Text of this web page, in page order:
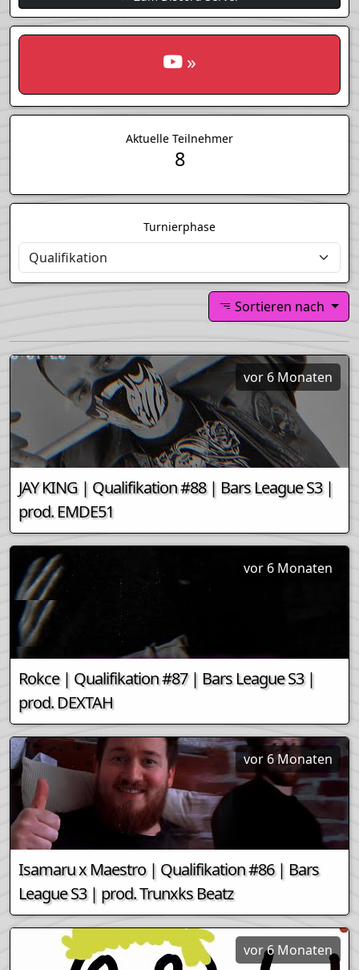
»
Aktuelle Teilnehmer
8
Turnierphase
Sortieren nach
vor 6 Monaten
JAY KING | Qualifikation #88 | Bars League S3 |
prod. EMDE51
vor 6 Monaten
Rokce | Qualifikation #87 | Bars League S3 |
prod. DEXTAH
vor 6 Monaten
Isamaru x Maestro | Qualifikation #86 | Bars
League S3 | prod. Trunxks Beatz
vor 6 Monaten